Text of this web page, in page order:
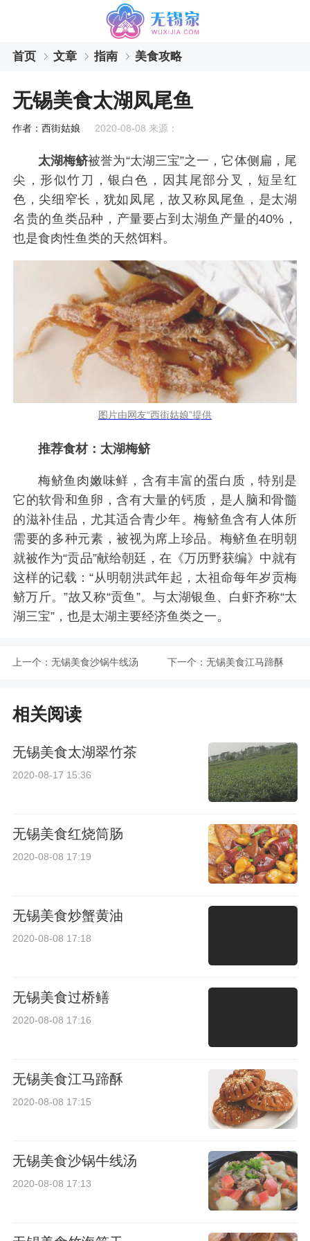
首页 文章 指南 美食攻略
无锡美食太湖凤尾鱼
作者：西街姑娘 2020-08-08 来源：
太湖梅鲚被誉为“太湖三宝”之一，它体侧扁，尾
尖，形似竹刀，银白色，因其尾部分叉，短呈红
色，尖细窄长，犹如凤尾，故又称凤尾鱼，是太湖
名贵的鱼类品种，产量要占到太湖鱼产量的40%，
也是食肉性鱼类的天然饵料。
图片由网友“西街姑娘”提供
推荐食材：太湖梅鲚
梅鲚鱼肉嫩味鲜，含有丰富的蛋白质，特别是
它的软骨和鱼卵，含有大量的钙质，是人脑和骨髓
的滋补佳品，尤其适合青少年。梅鲚鱼含有人体所
需要的多种元素，被视为席上珍品。梅鲚鱼在明朝
就被作为“贡品”献给朝廷，在《万历野获编》中就有
这样的记载：“从明朝洪武年起，太祖命每年岁贡梅
鲚万斤。”故又称“贡鱼”。与太湖银鱼、白虾齐称“太
湖三宝”，也是太湖主要经济鱼类之一。
上一个： 无锡美食沙锅牛线汤 下一个： 无锡美食江马蹄酥
相关阅读
无锡美食太湖翠竹茶
2020-08-17 15:36
无锡美食红烧筒肠
2020-08-08 17:19
无锡美食炒蟹黄油
2020-08-08 17:18
无锡美食过桥鳝
2020-08-08 17:16
无锡美食江马蹄酥
2020-08-08 17:15
无锡美食沙锅牛线汤
2020-08-08 17:13